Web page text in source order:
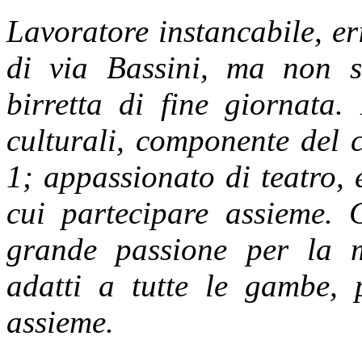
Lavoratore instancabile,
di via Bassini, ma non
birretta di fine giornata.
culturali, componente del
1; appassionato di
cui partecipare assieme.
grande passione per la
adatti a tutte le gambe,
assieme.